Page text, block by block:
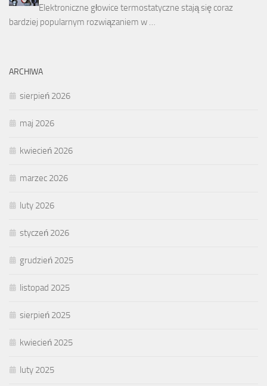
Elektroniczne głowice termostatyczne stają się coraz
bardziej popularnym rozwiązaniem w …
ARCHIWA
sierpień 2026
maj 2026
kwiecień 2026
marzec 2026
luty 2026
styczeń 2026
grudzień 2025
listopad 2025
sierpień 2025
kwiecień 2025
luty 2025